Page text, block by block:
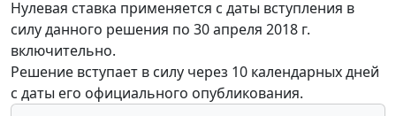
Нулевая ставка применяется с даты вступления в
силу данного решения по 30 апреля 2018 г.
включительно.
Решение вступает в силу через 10 календарных дней
с даты его официального опубликования.